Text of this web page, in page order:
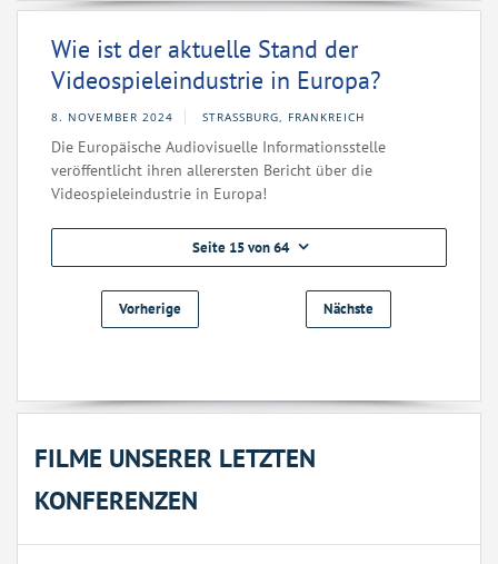
Wie ist der aktuelle Stand der
Videospieleindustrie in Europa?
8. NOVEMBER 2024 STRASSBURG, FRANKREICH
Die Europäische Audiovisuelle Informationsstelle
veröffentlicht ihren allerersten Bericht über die
Videospieleindustrie in Europa!
Seite 15 von 64
Vorherige Nächste
FILME UNSERER LETZTEN
KONFERENZEN